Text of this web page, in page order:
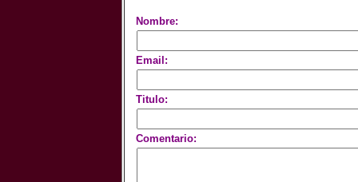
Nombre:
Email:
Titulo:
Comentario: